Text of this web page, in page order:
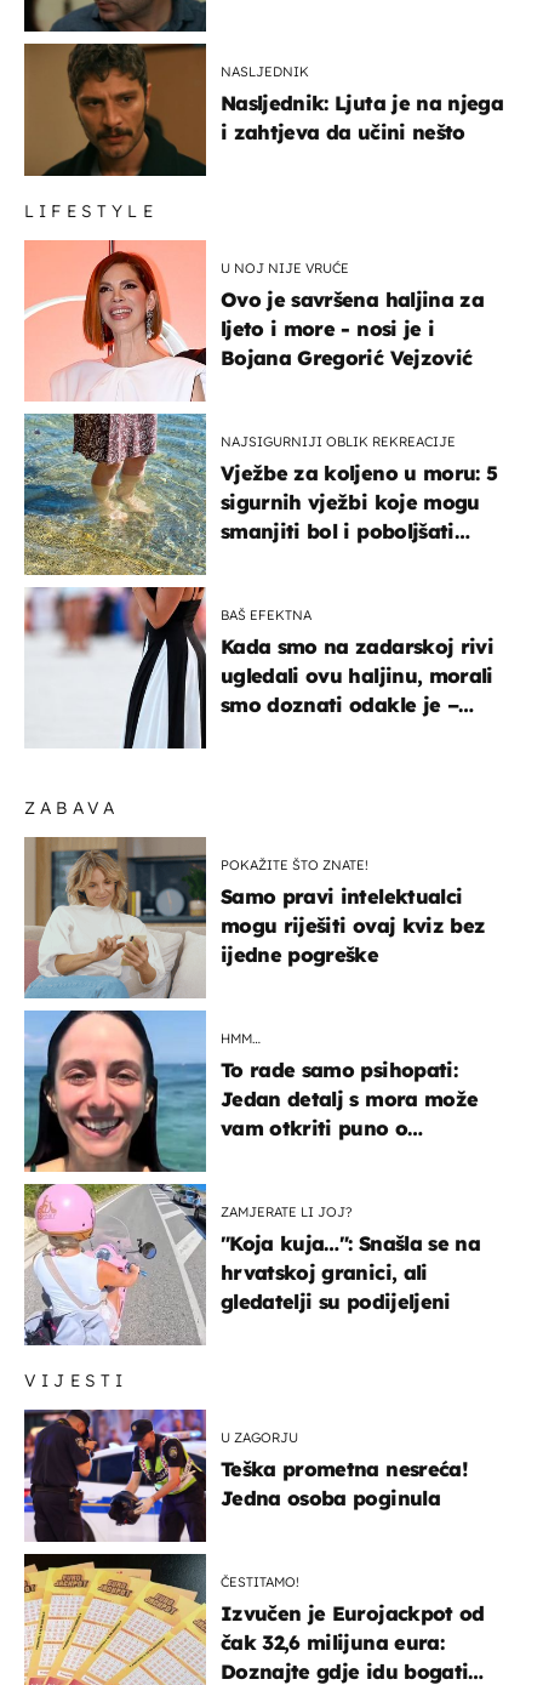
VIJESTI
U ZAGORJU
Teška prometna nesreća!
Jedna osoba poginula
ČESTITAMO!
Izvučen je Eurojackpot od
čak 32,6 milijuna eura:
Doznajte gdje idu bogati
ZABAVA
POKAŽITE ŠTO ZNATE!
Samo pravi intelektualci
mogu riješiti ovaj kviz bez
ijedne pogreške
HMM…
To rade samo psihopati:
Jedan detalj s mora može
vam otkriti puno o
ZAMJERATE LI JOJ?
"Koja kuja…": Snašla se na
hrvatskoj granici, ali
gledatelji su podijeljeni
NASLJEDNIK
Nasljednik: Ljuta je na njega
i zahtjeva da učini nešto
LIFESTYLE
U NOJ NIJE VRUĆE
Ovo je savršena haljina za
ljeto i more - nosi je i
Bojana Gregorić Vejzović
NAJSIGURNIJI OBLIK REKREACIJE
Vježbe za koljeno u moru: 5
sigurnih vježbi koje mogu
smanjiti bol i poboljšati
BAŠ EFEKTNA
Kada smo na zadarskoj rivi
ugledali ovu haljinu, morali
smo doznati odakle je –